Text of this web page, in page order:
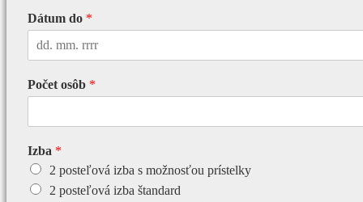
Dátum do *
Počet osôb *
Izba *
2 posteľová izba s možnosťou prístelky
2 posteľová izba štandard